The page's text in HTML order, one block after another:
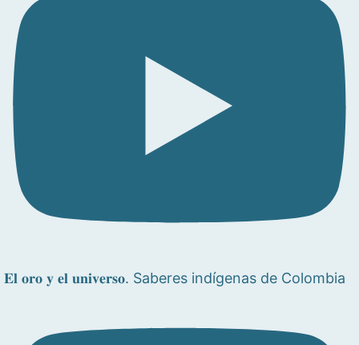
𝐄𝐥 𝐨𝐫𝐨 𝐲 𝐞𝐥 𝐮𝐧𝐢𝐯𝐞𝐫𝐬𝐨. Saberes indígenas de Colombia